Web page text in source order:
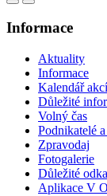
Informace
Aktuality
Informace
Kalendář akcí
Důležité
Volný čas
Podnikatelé
Zpravodaj
Fotogalerie
Důležité
Aplikace V